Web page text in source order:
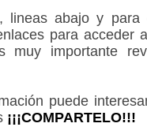
lineas abajo y
para acceder
muy importante
puede
¡¡¡COMPARTELO!!!